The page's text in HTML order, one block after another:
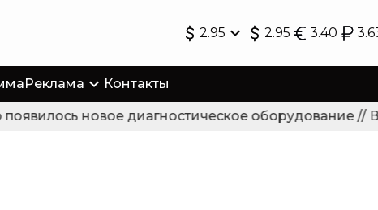
2.95 2.95 3.40
Реклама Контакты
новое диагностическое оборудование //